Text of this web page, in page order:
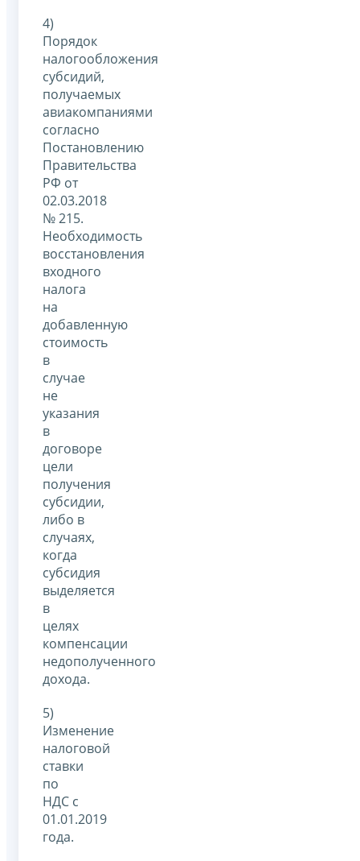
4)
Порядок
налогообложения
субсидий,
получаемых
авиакомпаниями
согласно
Постановлению
Правительства
РФ от
02.03.2018
№ 215.
Необходимость
восстановления
входного
налога
на
добавленную
стоимость
в
случае
не
указания
в
договоре
цели
получения
субсидии,
либо в
случаях,
когда
субсидия
выделяется
в
целях
компенсации
недополученного
дохода.
5)
Изменение
налоговой
ставки
по
НДС с
01.01.2019
года.